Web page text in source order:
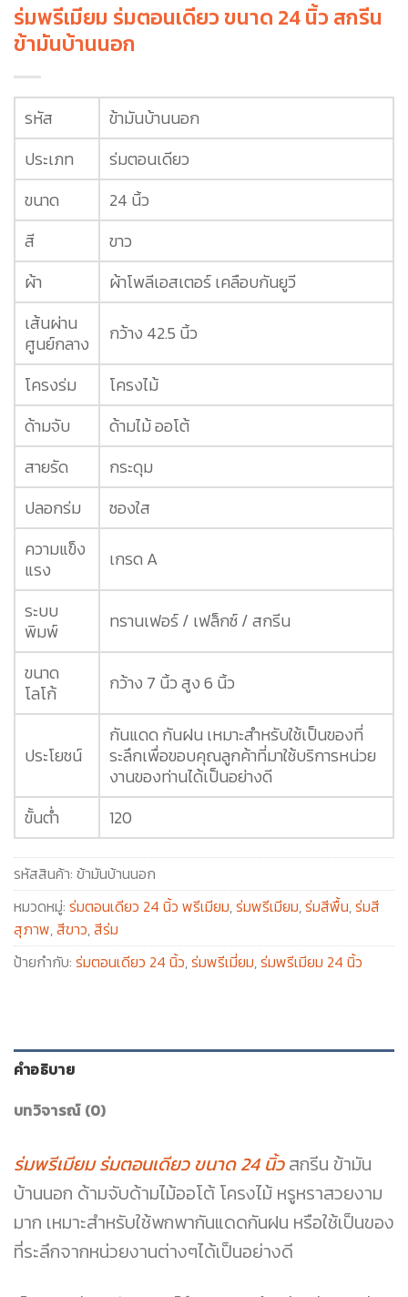
ร่มพรีเมียม ร่มตอนเดียว ขนาด 24 นิ้ว สกรีน
ข้ามันบ้านนอก
รหัส
ข้ามันบ้านนอก
ประเภท
ร่มตอนเดียว
ขนาด
24 นิ้ว
สี
ขาว
ผ้า
ผ้าโพลีเอสเตอร์ เคลือบกันยูวี
เส้นผ่าน
ศูนย์กลาง
กว้าง 42.5 นิ้ว
โครงร่ม
โครงไม้
ด้ามจับ
ด้ามไม้ ออโต้
สายรัด
กระดุม
ปลอกร่ม
ซองใส
ความแข็ง
แรง
เกรด A
ระบบ
พิมพ์
ทรานเฟอร์ / เฟล็กซ์ / สกรีน
ขนาด
โลโก้
กว้าง 7 นิ้ว สูง 6 นิ้ว
ประโยชน์
กันแดด กันฝน เหมาะสำหรับใช้เป็นของที่
ระลึกเพื่อขอบคุณลูกค้าที่มาใช้บริการหน่วย
งานของท่านได้เป็นอย่างดี
ขั้นต่ำ
120
รหัสสินค้า: ข้ามันบ้านนอก
หมวดหมู่: ร่มตอนเดียว 24 นิ้ว พรีเมียม,ร่มพรีเมียม,ร่มสีพื้น,ร่มสี
สุภาพ,สีขาว,สีร่ม
ป้ายกำกับ: ร่มตอนเดียว 24 นิ้ว,ร่มพรีเมี่ยม,ร่มพรีเมียม 24 นิ้ว
คำอธิบาย
บทวิจารณ์ (0)
ร่มพรีเมียม ร่มตอนเดียว ขนาด 24 นิ้วสกรีน ข้ามัน
บ้านนอก ด้ามจับด้ามไม้ออโต้ โครงไม้ หรูหราสวยงาม
มาก เหมาะสำหรับใช้พกพากันแดดกันฝน หรือใช้เป็นของ
ที่ระลึกจากหน่วยงานต่างๆได้เป็นอย่างดี